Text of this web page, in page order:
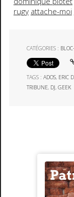
rugy attache-moi
CATÉGORIES :
TAGS :ADOS, ERIC
TRIBUNE, DJ,GEEK